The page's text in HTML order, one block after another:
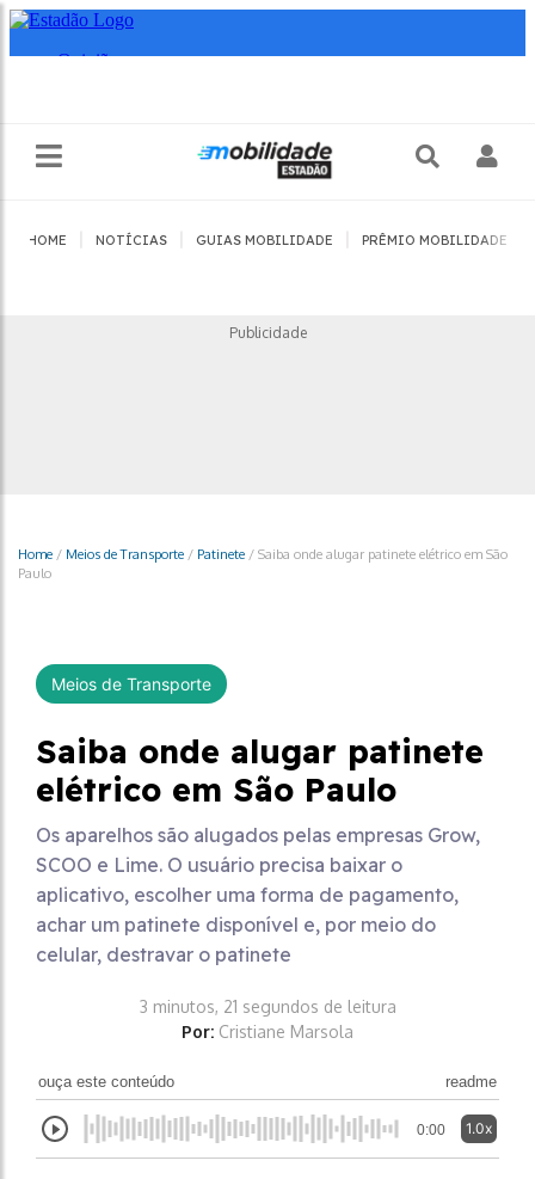
HOME NOTÍCIAS GUIAS MOBILIDADE PRÊMIO MOBILIDADE
Publicidade
Home / Meios de Transporte / Patinete / Saiba onde alugar patinete elétrico em São
Paulo
Meios de Transporte
Saiba onde alugar patinete
elétrico em São Paulo
Os aparelhos são alugados pelas empresas Grow,
SCOO e Lime. O usuário precisa baixar o
aplicativo, escolher uma forma de pagamento,
achar um patinete disponível e, por meio do
celular, destravar o patinete
3 minutos, 21 segundos de leitura
Por: Cristiane Marsola
ouça este conteúdo readme
0:00 1.0x